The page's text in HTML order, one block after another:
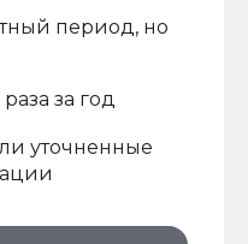
период, но
за год
уточненные